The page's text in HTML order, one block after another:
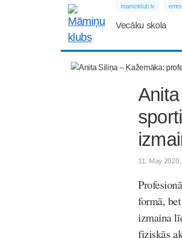
maminklub.lv
Vecāku skola
11. May
formā,
izmaina
fiziskās